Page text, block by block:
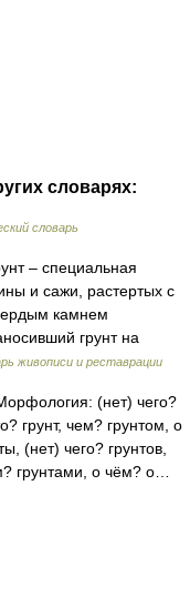
словарях:
словарь
– специальная
и сажи, растертых с
камнем
грунт на
живописи и реставрации
(нет) чего?
грунт, чем? грунтом, о
(нет) чего? грунтов,
грунтами, о чём? о…